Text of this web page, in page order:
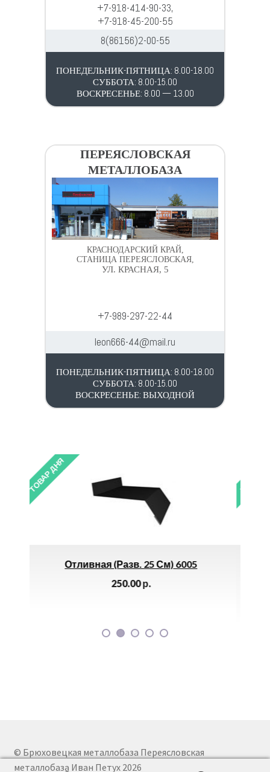
+7-918-414-90-33,
+7-918-45-200-55
8(86156)2-00-55
ПОНЕДЕЛЬНИК-ПЯТНИЦА: 8.00-18.00
СУББОТА: 8.00-15.00
ВОСКРЕСЕНЬЕ: 8.00 — 13.00
ПЕРЕЯСЛОВСКАЯ
МЕТАЛЛОБАЗА
КРАСНОДАРСКИЙ КРАЙ,
СТАНИЦА ПЕРЕЯСЛОВСКАЯ,
УЛ. КРАСНАЯ, 5
+7-989-297-22-44
leon666-44@mail.ru
ПОНЕДЕЛЬНИК-ПЯТНИЦА: 8.00-18.00
СУББОТА: 8.00-15.00
ВОСКРЕСЕНЬЕ: ВЫХОДНОЙ
ТОВАР ДНЯ
Анод Магниевый (Италия,
© Брюховецкая металлобаза Переясловская
металлобаза Иван Петух 2026